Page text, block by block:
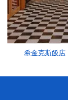
希金克斯飯店